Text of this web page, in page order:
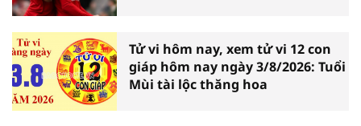
Tử vi hôm nay, xem tử vi 12 con
giáp hôm nay ngày 3/8/2026: Tuổi
Mùi tài lộc thăng hoa